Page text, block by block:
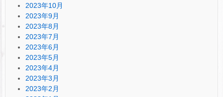
2023年10月
2023年9月
2023年8月
2023年7月
2023年6月
2023年5月
2023年4月
2023年3月
2023年2月